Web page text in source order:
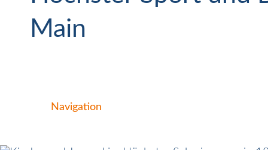
Main
Navigation